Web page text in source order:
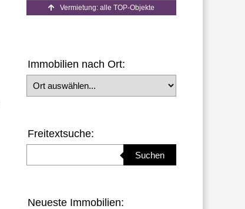
Vermietung: alle TOP-Objekte
Immobilien nach Ort:
Ort auswählen
Freitextsuche:
Suchen
Neueste Immobilien: